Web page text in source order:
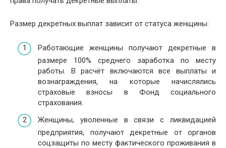
Размер декретных выплат зависит от статуса женщины:
Работающие женщины получают декретные в
размере 100% среднего заработка по месту
работы. В расчёт включаются все выплаты и
вознаграждения, на которые начислялись
страховые взносы в Фонд социального
страхования.
Женщины, уволенные в связи с ликвидацией
предприятия, получают декретные от органов
соцзащиты по месту фактического проживания в